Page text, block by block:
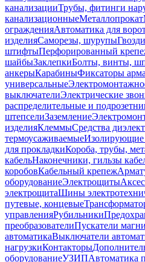
канализацииТрубы, фитинги
канализационныеМеталлопрокат
огражденияАвтоматика для
изделияСаморезы, шурупыГвозди
штифтыПерфорированный
шайбыЗаклепкиБолты, винты,
анкерыКарабиныФиксаторы
универсальные
выключателиЭлектрические
распределительные и
штепселиЗаземление
изделияКлеммыСредства
термоусаживаемые
для прокладкиКороба, трубы,
кабельНаконечники, гильзы
коробовКабельный крепеж
оборудованиеЭлектрощиты
электрощитаШины
путевые, концевые
управленияРубильники
преобразователиПускатели
автоматикаВыключатели
нагрузкиКонтакторы
оборудованиеУЗИПАвтоматика